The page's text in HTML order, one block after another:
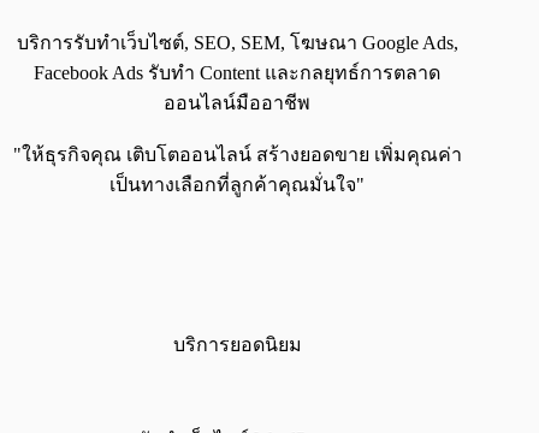
บริการรับทำเว็บไซต์, SEO, SEM, โฆษณา Google Ads,
Facebook Ads รับทำ Content และกลยุทธ์การตลาด
ออนไลน์มืออาชีพ
"ให้ธุรกิจคุณ เติบโตออนไลน์ สร้างยอดขาย เพิ่มคุณค่า
เป็นทางเลือกที่ลูกค้าคุณมั่นใจ"
บริการยอดนิยม